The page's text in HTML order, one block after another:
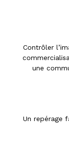
Contrôler
une
Un repérage